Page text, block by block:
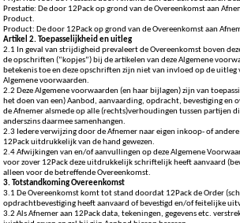
Prestatie: De door 12Pack op grond van de Overeenkomst aan
Product.
Product: De door 12Pack op grond van de Overeenkomst aan
Artikel 2. Toepasselijkheid en uitleg
2.1 In geval van strijdigheid prevaleert de Overeenkomst boven
de opschriften (“kopjes”) bij de artikelen van deze Algemene
betekenis toe en deze opschriften zijn niet van invloed op de uitleg
Algemene voorwaarden.
2.2 Deze Algemene voorwaarden (en haar bijlagen) zijn van
het doen van een) Aanbod, aanvaarding, opdracht, bevestiging en
de Afnemer alsmede op alle (rechts)verhoudingen tussen partijen
anderszins daarmee samenhangen.
2.3 Iedere verwijzing door de Afnemer naar eigen inkoop- of
12Pack uitdrukkelijk van de hand gewezen.
2.4 Afwijkingen van en/of aanvullingen op deze Algemene
voor zover 12Pack deze uitdrukkelijk schriftelijk heeft aanvaard
alleen voor de betreffende Overeenkomst.
3. Totstandkoming Overeenkomst
3.1 De Overeenkomst komt tot stand doordat 12Pack de Order
opdrachtbevestiging heeft aanvaard of bevestigd en/of feitelijke
3.2 Als Afnemer aan 12Pack data, tekeningen, gegevens etc.